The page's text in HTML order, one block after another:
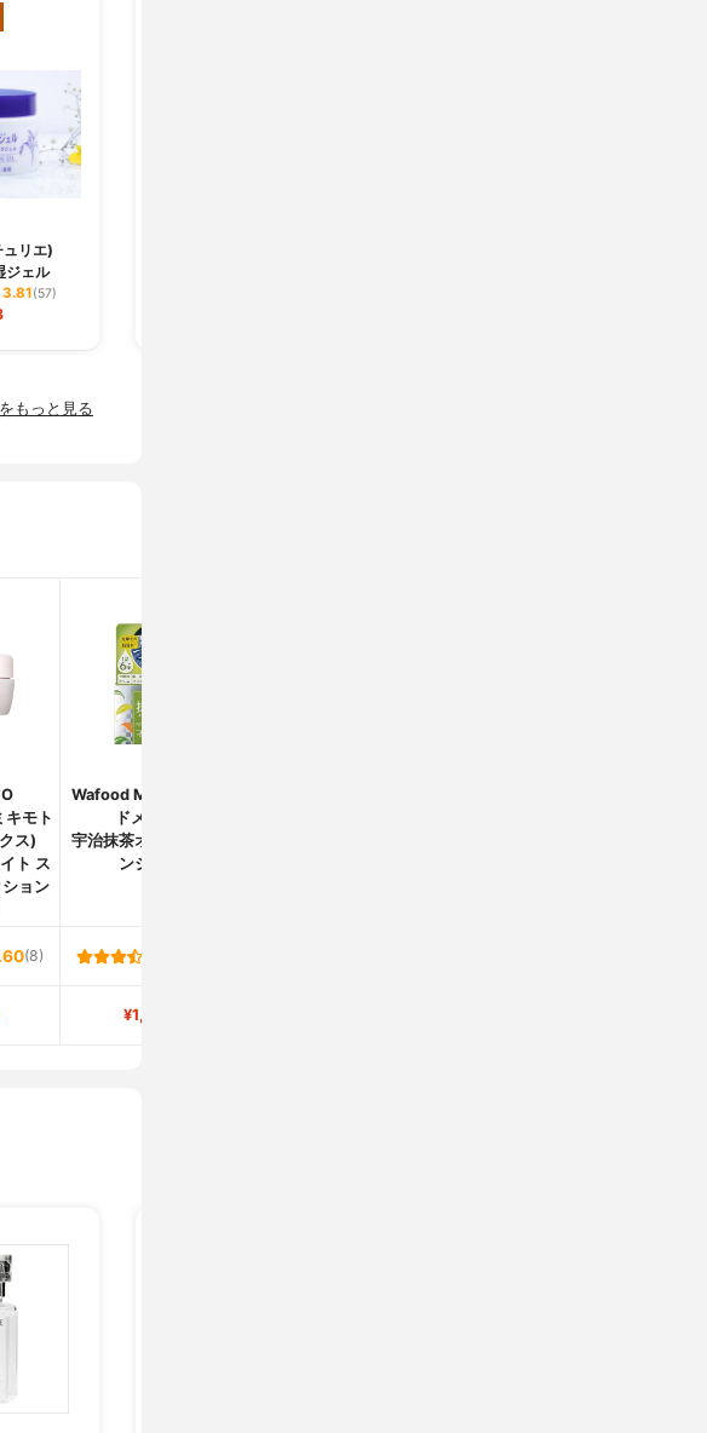
リエ)
ジェル
3.81(57)
もっと見る
モト
ス)
ト ス
ョン
Wafood Made(ワフー
ドメイド)
宇治抹茶オールインワ
ンジェル
(8)
¥1,200